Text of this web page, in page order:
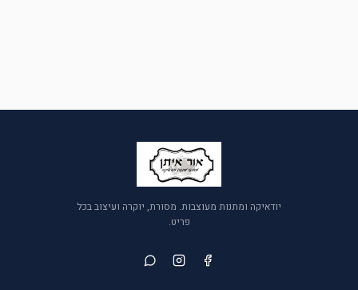
יודאיקה ומתנות מעוצבות. מסורת, יוקרה ועיצוב בכל
פריט.